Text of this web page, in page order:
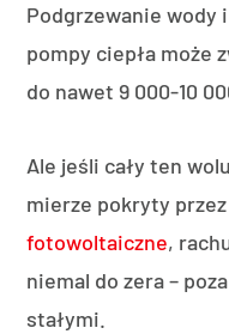
Podgrzewanie wody
pompy ciepła może
do nawet 9 000-10
Ale jeśli cały ten
mierze pokryty przez
fotowoltaiczne,
niemal do zera –
stałymi.